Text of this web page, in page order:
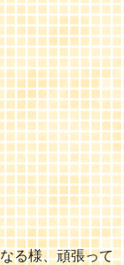
る様、頑張って